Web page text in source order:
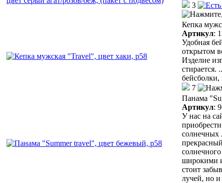
3
Кепка
Артикул:
Удобная
открытом
Изделие
стирается.
7
Панама
Артикул:
У нас на
солнечных
широкими
стоит
лучей, но